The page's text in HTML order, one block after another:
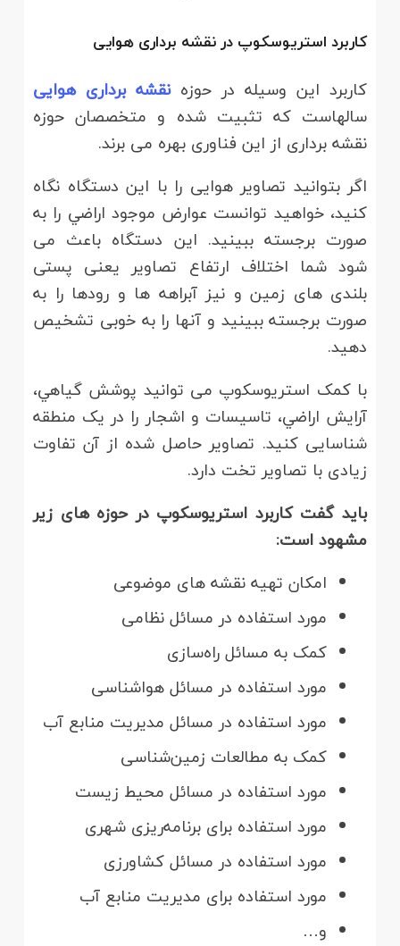
کاربرد استریوسکوپ در نقشه برداری هوایی
کاربرد این وسیله در حوزهنقشه برداری هوایی
سالهاست که تثبیت شده و متخصصان حوزه
نقشه برداری از این فناوری بهره می برند.
اگر بتوانید تصاویر هوایی را با این دستگاه نگاه
کنید، خواهید توانست عوارض موجود اراضي را به
صورت برجسته ببینید. این دستگاه باعث می
شود شما اختلاف ارتفاع تصاویر یعنی پستی
بلندی های زمین و نیز آبراهه ها و رودها را به
صورت برجسته ببینید و آنها را به خوبی تشخیص
دهید.
با کمک استریوسکوپ می توانید پوشش گياهي،
آرايش اراضي، تاسيسات و اشجار را در یک منطقه
شناسایی کنید. تصاویر حاصل شده از آن تفاوت
زیادی با تصاویر تخت دارد.
باید گفت کاربرد استریوسکوپ در حوزه های زیر
مشهود است:
امکان تهیه نقشه های موضوعی
مورد استفاده در مسائل نظامی
کمک به مسائل راه‌سازی
مورد استفاده در مسائل هواشناسی
مورد استفاده در مسائل مدیریت منابع آب
کمک به مطالعات زمین‌شناسی
مورد استفاده در مسائل محیط زیست
مورد استفاده برای برنامه‌ریزی شهری
مورد استفاده در مسائل کشاورزی
مورد استفاده برای مدیریت منابع آب
و…